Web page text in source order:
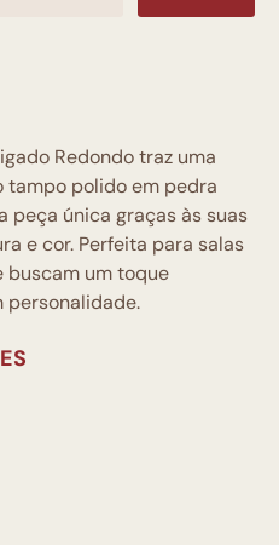
Redondo traz uma
tampo polido em pedra
peça única graças às suas
e cor. Perfeita para salas
buscam um toque
personalidade.